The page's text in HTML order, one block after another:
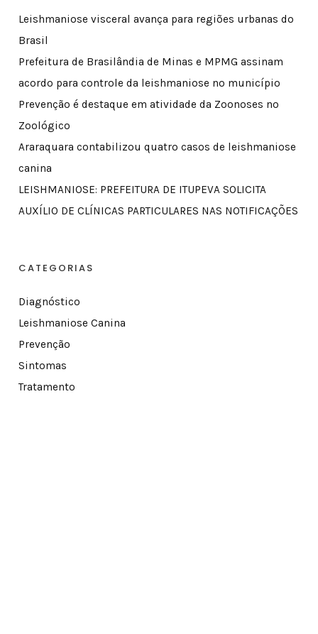
Leishmaniose visceral avança para regiões urbanas do
Brasil
Prefeitura de Brasilândia de Minas e MPMG assinam
acordo para controle da leishmaniose no município
Prevenção é destaque em atividade da Zoonoses no
Zoológico
Araraquara contabilizou quatro casos de leishmaniose
canina
LEISHMANIOSE: PREFEITURA DE ITUPEVA SOLICITA
AUXÍLIO DE CLÍNICAS PARTICULARES NAS NOTIFICAÇÕES
CATEGORIAS
Diagnóstico
Leishmaniose Canina
Prevenção
Sintomas
Tratamento